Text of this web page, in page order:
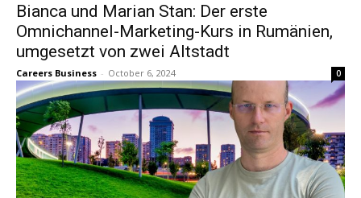
Bianca und Marian Stan: Der erste
Omnichannel-Marketing-Kurs in Rumänien,
umgesetzt von zwei Altstadt
Careers Business - October 6, 2024 0